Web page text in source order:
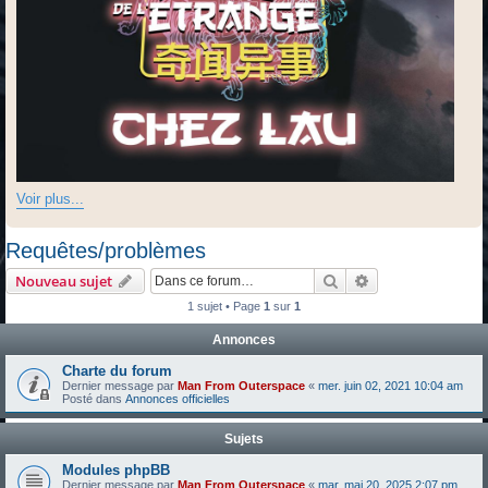
Voir plus...
Requêtes/problèmes
Nouveau sujet RechercherRecherche
1 sujet • Page 1 sur 1
Annonces
Charte du forum
Dernier message par Man From Outerspace « mer. juin 02, 2021 10:04 am
Posté dans Annonces officielles
Sujets
Modules phpBB
Dernier message par Man From Outerspace « mar. mai 20, 2025 2:07 pm